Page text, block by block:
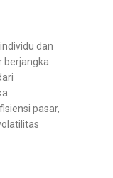
dan
berjangka
pasar,